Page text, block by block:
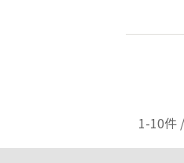
1-10件